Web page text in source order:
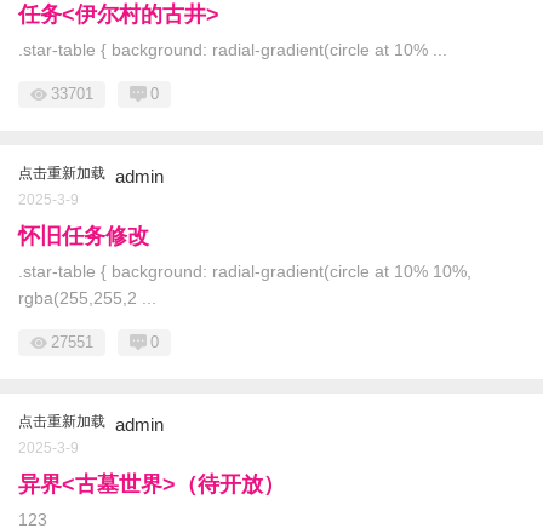
任务<伊尔村的古井>
.star-table { background: radial-gradient(circle at 10% ...
33701 0
点击重新加载 admin
2025-3-9
怀旧任务修改
.star-table { background: radial-gradient(circle at 10% 10%,
rgba(255,255,2 ...
27551 0
点击重新加载 admin
2025-3-9
异界<古墓世界>（待开放）
123